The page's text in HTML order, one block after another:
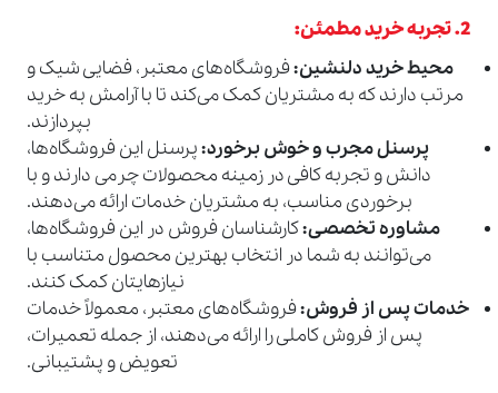
2. تجربه خرید مطمئن:
محیط خرید دلنشین:فروشگاه‌های معتبر، فضایی شیک و
مرتب دارند که به مشتریان کمک می‌کند تا با آرامش به خرید
بپردازند.
پرسنل مجرب و خوش برخورد:پرسنل این فروشگاه‌ها،
دانش و تجربه کافی در زمینه محصولات چرمی دارند و با
برخوردی مناسب، به مشتریان خدمات ارائه می‌دهند.
مشاوره تخصصی:کارشناسان فروش در این فروشگاه‌ها،
می‌توانند به شما در انتخاب بهترین محصول متناسب با
نیازهایتان کمک کنند.
خدمات پس از فروش:فروشگاه‌های معتبر، معمولاً خدمات
پس از فروش کاملی را ارائه می‌دهند، از جمله تعمیرات،
تعویض و پشتیبانی.